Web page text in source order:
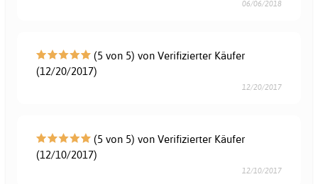
06/06/2018
(5 von 5) von Verifizierter Käufer
(12/20/2017)
12/20/2017
(5 von 5) von Verifizierter Käufer
(12/10/2017)
12/10/2017